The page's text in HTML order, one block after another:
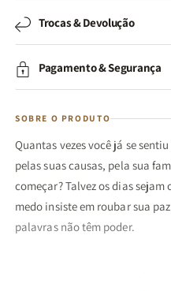
Trocas & Devolução
Pagamento & Segurança
SOBRE O PRODUTO
Quantas vezes você já se
pelas suas causas, pela sua
começar? Talvez os dias
medo insiste em roubar sua
palavras não têm poder.